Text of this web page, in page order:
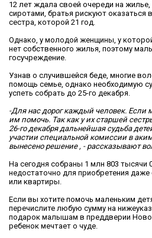
12 лет ждала своей очереди на
сиротами, братья рискуют оказаться
сестра, которой 21 год.
Однако, у молодой женщины, у
нет собственного жилья, поэтому
госучреждение.
Узнав о случившейся беде, многие
помощь семье, однако необходимую
успеть собрать до 25-го декабря.
-Для нас дорог каждый человек.
им помочь. Так как у их старшей
26-го декабря дальнейшая судьба
участии специальной комиссии в
вынесено решение , - рассказывают
На сегодня собраны 1 млн 803 тысячи
недостаточно для приобретения
или квартиры.
Если вы хотите помочь маленьким
перечислите любую сумму на
подарок малышам в преддверии
ребенок мечтает о чуде.